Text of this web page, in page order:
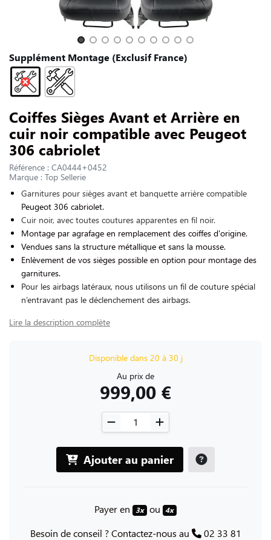
Slide 1 of 10
Supplément Montage (Exclusif France)
Coiffes Sièges Avant et Arrière en
cuir noir compatible avec Peugeot
306 cabriolet
Référence : CA0444+0452
Marque : Top Sellerie
Garnitures pour sièges avant et banquette arrière compatible
Peugeot 306 cabriolet.
Cuir noir, avec toutes coutures apparentes en fil noir.
Montage par agrafage en remplacement des coiffes d'origine.
Vendues sans la structure métallique et sans la mousse.
Enlèvement de vos sièges possible en option pour montage des
garnitures.
Pour les airbags latéraux, nous utilisons un fil de couture spécial
n’entravant pas le déclenchement des airbags.
Lire la description complète
Disponible dans 20 à 30 j
Au prix de
999,00 €
Ajouter au panier
Payer en 3x ou 4x
Besoin de conseil ? Contactez-nous au
02 33 81